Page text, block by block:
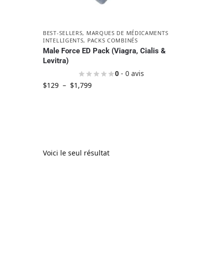
BEST-SELLERS, MARQUES DE MÉDICAMENTS
INTELLIGENTS, PACKS COMBINÉS
Male Force ED Pack (Viagra, Cialis &
Levitra)
0 - 0 avis
$129 – $1,799
Voici le seul résultat